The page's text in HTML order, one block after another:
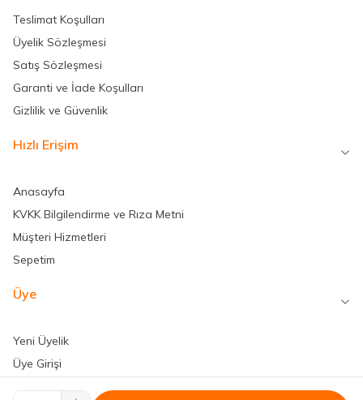
Teslimat Koşulları
Üyelik Sözleşmesi
Satış Sözleşmesi
Garanti ve İade Koşulları
Gizlilik ve Güvenlik
Hızlı Erişim
Anasayfa
KVKK Bilgilendirme ve Rıza Metni
Müşteri Hizmetleri
Sepetim
Üye
Yeni Üyelik
Üye Girişi